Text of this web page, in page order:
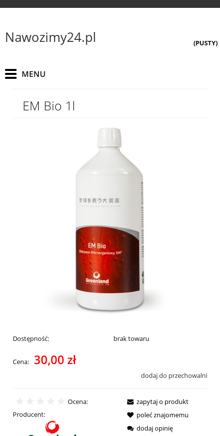
Nawozimy24.pl (PUSTY)
EM Bio 1l
Dostępność: brak towaru
Cena: 30,00 zł
dodaj do przechowalni
Ocena:
Producent:
zapytaj o produkt
poleć znajomemu
dodaj opinię